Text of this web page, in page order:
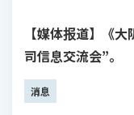
【媒体报道】《
司信息交流会”。
消息